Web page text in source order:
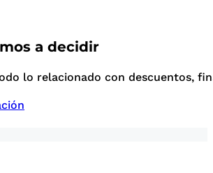
a decidir
lo relacionado con descuentos,